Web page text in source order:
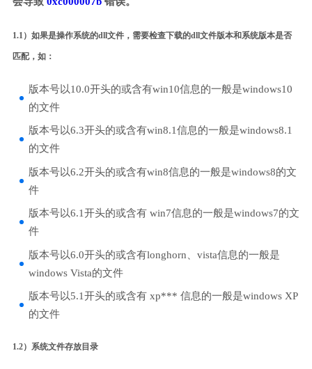
1.1）如果是操作系统的dll文件，需要检查下载的dll文件版本和系统版本是否
匹配，如：
版本号以10.0开头的或含有win10信息的一般是windows10
的文件
版本号以6.3开头的或含有win8.1信息的一般是windows8.1
的文件
版本号以6.2开头的或含有win8信息的一般是windows8的文
件
版本号以6.1开头的或含有 win7信息的一般是windows7的文
件
版本号以6.0开头的或含有longhorn、vista信息的一般是
windows Vista的文件
版本号以5.1开头的或含有 xp*** 信息的一般是windows XP
的文件
1.2）系统文件存放目录